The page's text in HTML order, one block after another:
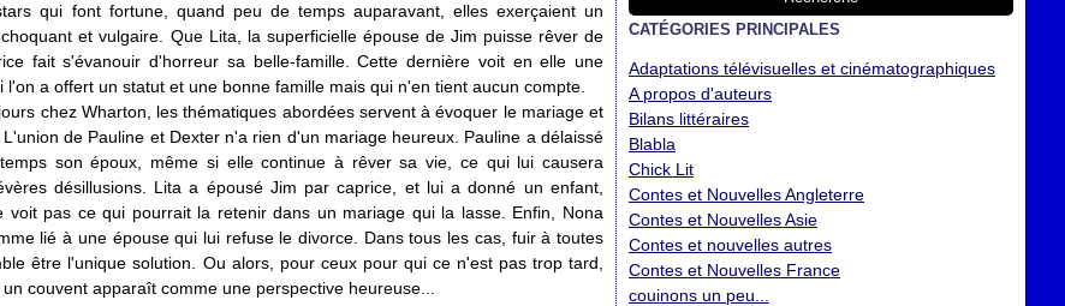
qui font fortune, quand peu de temps auparavant, elles exerçaient un
et vulgaire. Que Lita, la superficielle épouse de Jim puisse rêver de
fait s'évanouir d'horreur sa belle-famille. Cette dernière voit en elle une
l'on a offert un statut et une bonne famille mais qui n'en tient aucun compte.
chez Wharton, les thématiques abordées servent à évoquer le mariage et
de Pauline et Dexter n'a rien d'un mariage heureux. Pauline a délaissé
son époux, même si elle continue à rêver sa vie, ce qui lui causera
désillusions. Lita a épousé Jim par caprice, et lui a donné un enfant,
voit pas ce qui pourrait la retenir dans un mariage qui la lasse. Enfin, Nona
lié à une épouse qui lui refuse le divorce. Dans tous les cas, fuir à toutes
être l'unique solution. Ou alors, pour ceux pour qui ce n'est pas trop tard,
couvent apparaît comme une perspective heureuse...
CATÉGORIES PRINCIPALES
Adaptations télévisuelles et cinématographiques
A propos d'auteurs
Bilans littéraires
Blabla
Chick Lit
Contes et Nouvelles Angleterre
Contes et Nouvelles Asie
Contes et nouvelles autres
Contes et Nouvelles France
couinons un peu...